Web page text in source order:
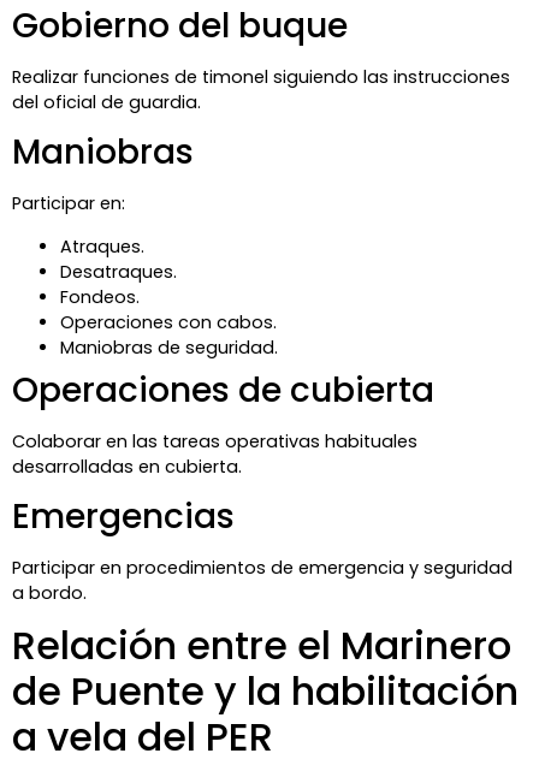
Gobierno del buque
Realizar funciones de timonel siguiendo las instrucciones
del oficial de guardia.
Maniobras
Participar en:
Atraques.
Desatraques.
Fondeos.
Operaciones con cabos.
Maniobras de seguridad.
Operaciones de cubierta
Colaborar en las tareas operativas habituales
desarrolladas en cubierta.
Emergencias
Participar en procedimientos de emergencia y seguridad
a bordo.
Relación entre el Marinero
de Puente y la habilitación
a vela del PER